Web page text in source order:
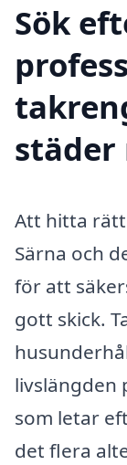
Sök
städer
Att hitta
Särna och
för att
gott skick.
livslängden
som letar
det flera